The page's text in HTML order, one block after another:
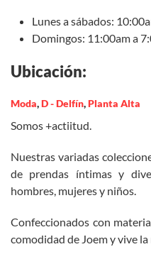
Lunes a sábados:
Domingos: 11:00am a
Ubicación:
Moda,D - Delfín,Planta Alta
Somos +actiitud.
Nuestras variadas
de prendas íntimas y
hombres, mujeres y niños.
Confeccionados con
comodidad de Joem y vive